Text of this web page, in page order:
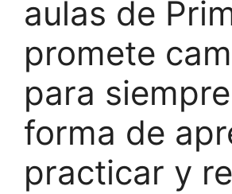
aulas de
promete
para
forma de
practicar y